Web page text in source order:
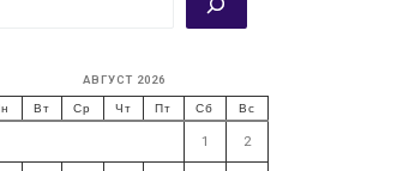
АВГУСТ 2026
Вт Ср Чт Пт Сб Вс
1 2